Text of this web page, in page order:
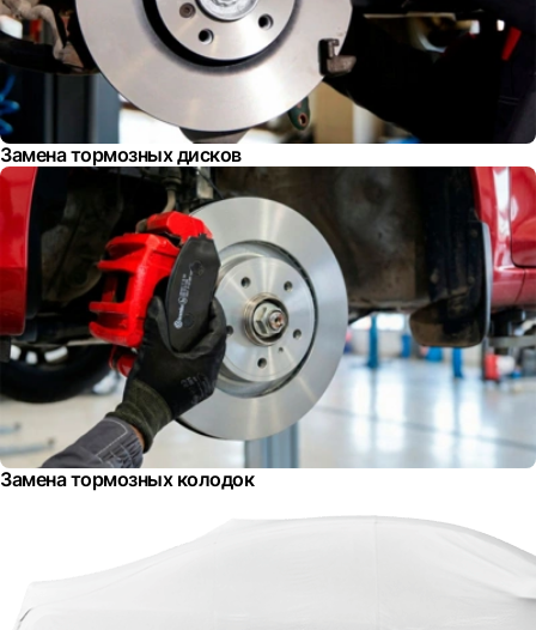
Замена тормозных дисков
Замена тормозных колодок